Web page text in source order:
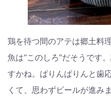
鶏を待つ間のアテは郷土料
魚は“このしろ”だそうです
すかね。ぱりんぱりんと歯
くて、思わずビールが進みま